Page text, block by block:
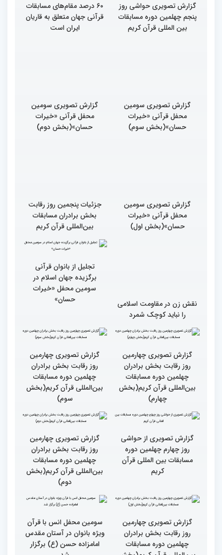
گزارش تصویری حواشی روز
پنجم چهلمین دوره مسابقات
بین المللی قرآن کریم
۶۰ درصد مقام‌های مسابقات
قرآنی جهان متعلق به قاریان
ایران است
گزارش تصویری سومین
محفل قرآنی «خیرات
حسان»(بخش سوم)
گزارش تصویری سومین
محفل قرآنی «خیرات
حسان»(بخش دوم)
گزارش تصویری سومین
محفل قرآنی «خیرات
حسان»(بخش اول)
جزئیات پنجمین روز رقابت
بخش برادران مسابقات
بین‌المللی قرآن کریم
نقش زن در مقاومت اسلامی
را نباید کوچک شمرد
تجلیل از بانوان قرآنی
حسان»
گزارش تصویری چهارمین
روز رقابت بخش برادران
چهلمین دوره مسابقات
بین‌المللی قرآن کریم(بخش
چهارم)
گزارش تصویری چهارمین
روز رقابت بخش برادران
چهلمین دوره مسابقات
بین‌المللی قرآن کریم(بخش
سوم)
گزارش تصویری از حواشی
روز چهارم چهلمین دوره
مسابقات بین المللی قرآن
کریم
گزارش تصویری چهارمین
روز رقابت بخش برادران
چهلمین دوره مسابقات
بین‌المللی قرآن کریم(بخش
دوم)